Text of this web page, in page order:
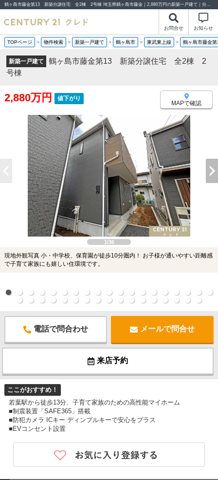
鶴ヶ島市藤金第13 新築分譲住宅 全2棟 2号棟 埼玉県鶴ヶ島市藤金｜2,880万円の新築一戸建て｜分譲住宅や新築物件｜センチュリー21クレド
お問合せ お知らせ
TOPページ > 物件検索 > 新築一戸建て > 鶴ヶ島市 > 東武東上線 > 鶴ヶ島市藤金
新築一戸建て
鶴ヶ島市藤金第13 新築分譲住宅 全2棟 2
号棟
2,880万円 値下がり
MAPで確認
1/36
現地外観写真 小・中学校、保育園が徒歩10分圏内！ お子様が通いやすい距離感
で子育て家族にも嬉しい住環境です。
電話で問合わせ メールで問合せ
来店予約
ここがおすすめ！
若葉駅から徒歩13分、子育て家族のための高性能マイホーム
■制震装置「SAFE365」搭載
■防犯カメラ ICキー ディンプルキーで安心をプラス
■EVコンセント設置